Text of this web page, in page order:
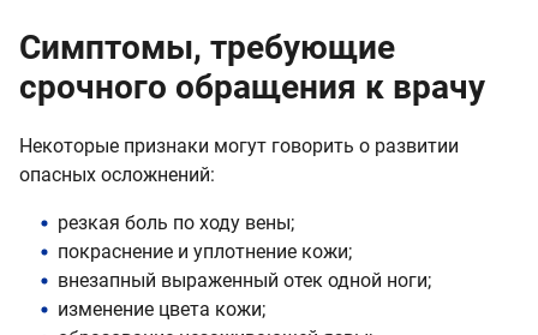
Симптомы, требующие
срочного обращения к врачу
Некоторые признаки могут говорить о развитии
опасных осложнений:
резкая боль по ходу вены;
покраснение и уплотнение кожи;
внезапный выраженный отек одной ноги;
изменение цвета кожи;